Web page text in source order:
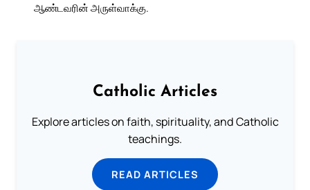
ஆண்டவரின் அருள்வாக்கு.
Catholic Articles
Explore articles on faith, spirituality, and Catholic
teachings.
READ ARTICLES